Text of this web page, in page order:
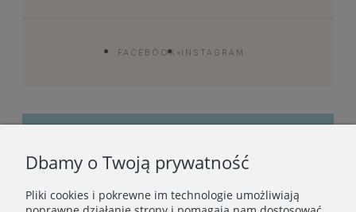
FACEBOOK ◆ INSTAGRAM
Bądźmy w kontakcie
Podaj swój adres e-mail, jeżeli chcesz otrzymywać
Dbamy o Twoją prywatność
Pliki cookies i pokrewne im technologie umożliwiają